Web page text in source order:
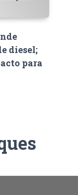
diesel;
para